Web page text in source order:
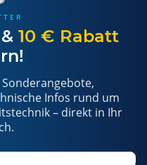
10 € Rabatt
Infos rund um
– direkt in Ihr